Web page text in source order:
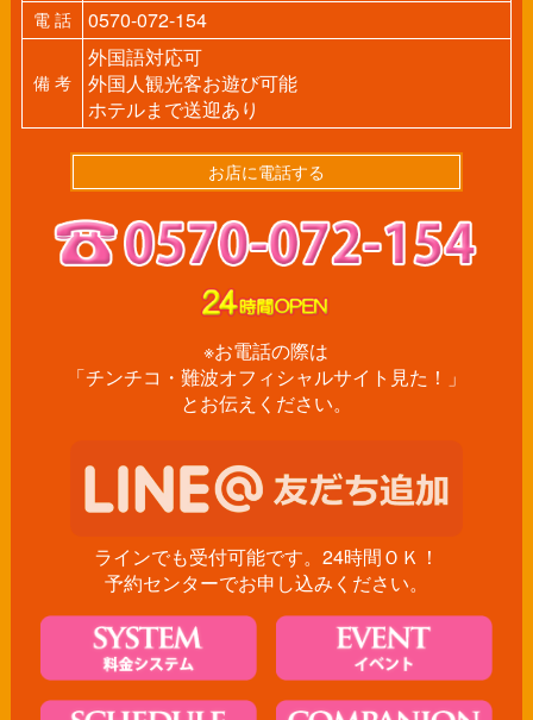
電 話 0570-072-154
備 考
外国語対応可
外国人観光客お遊び可能
ホテルまで送迎あり
お店に電話する
※お電話の際は
「チンチコ・難波オフィシャルサイト見た！」
とお伝えください。
ラインでも受付可能です。24時間ＯＫ！
予約センターでお申し込みください。